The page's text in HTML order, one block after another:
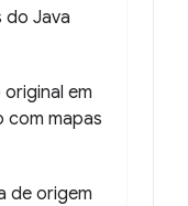
do Java
em
com mapas
de origem